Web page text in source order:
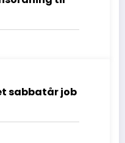
sabbatår job